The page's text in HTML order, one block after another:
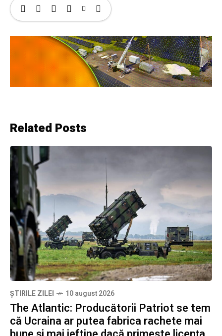
Related Posts
ȘTIRILE ZILEI 10 august 2026
The Atlantic: Producătorii Patriot se tem
că Ucraina ar putea fabrica rachete mai